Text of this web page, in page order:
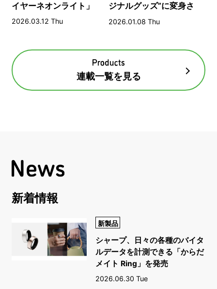
イヤーネオンライト」
2026.03.12 Thu
ジナルグッズ”に変身さ
せる方法​
2026.01.08 Thu
連載一覧を見る
新着情報
新製品
シャープ、日々の各種のバイタ
ルデータを計測できる「からだ
メイト Ring」を発売
2026.06.30 Tue